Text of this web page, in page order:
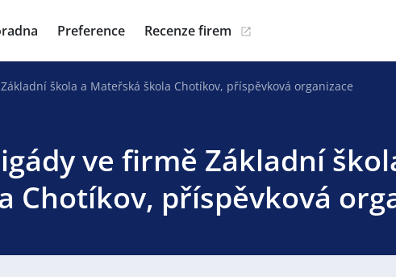
Preference Recenze firem
Základní škola a Mateřská škola Chotíkov, příspěvková organizace
ve firmě Základní
Chotíkov, příspěvková